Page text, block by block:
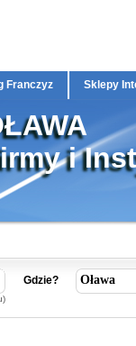
Franczyz Sklepy
i
Gdzie?